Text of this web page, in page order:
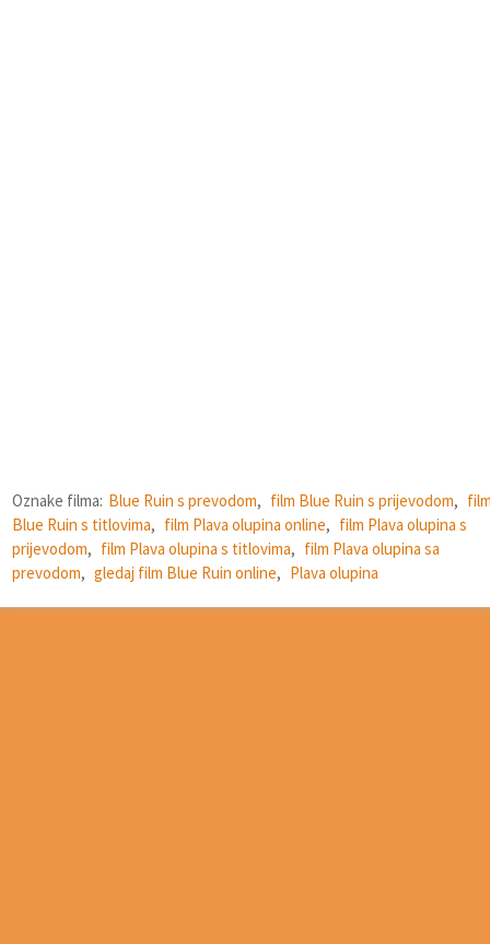
Oznake filma: Blue Ruin s prevodom, film Blue Ruin s prijevodom,
Blue Ruin s titlovima, film Plava olupina online, film Plava olupina s
prijevodom, film Plava olupina s titlovima, film Plava olupina sa
prevodom, gledaj film Blue Ruin online, Plava olupina